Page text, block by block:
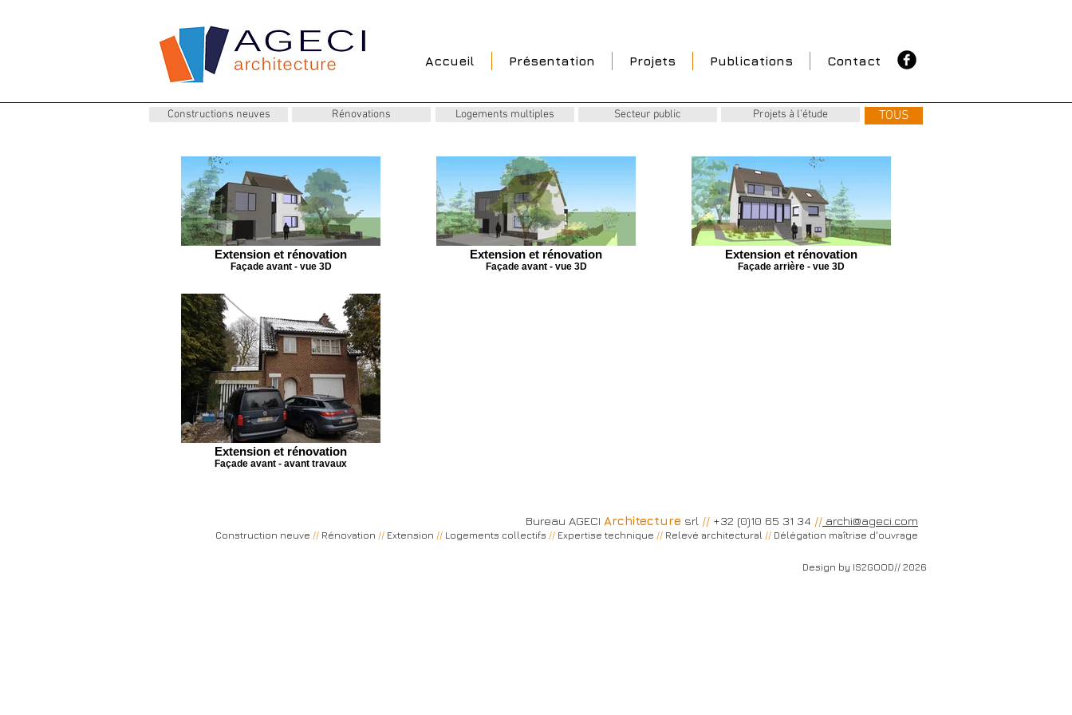
Accueil Présentation Projets Publications Contact
Constructions neuves Rénovations Logements multiples Secteur public Projets à l'étude TOUS
Extension et rénovation
Façade avant - vue 3D
Extension et rénovation
Façade avant - vue 3D
Extension et rénovation
Façade arrière - vue 3D
Extension et rénovation
Façade avant - avant travaux
Bureau AGECI Architecture srl // +32 (0)10 65 31 34 // archi@ageci.com
Construction neuve // Rénovation // Extension // Logements collectifs // Expertise technique // Relevé architectural // Délégation maîtrise d'ouvrage
Design by IS2GOOD// 2026